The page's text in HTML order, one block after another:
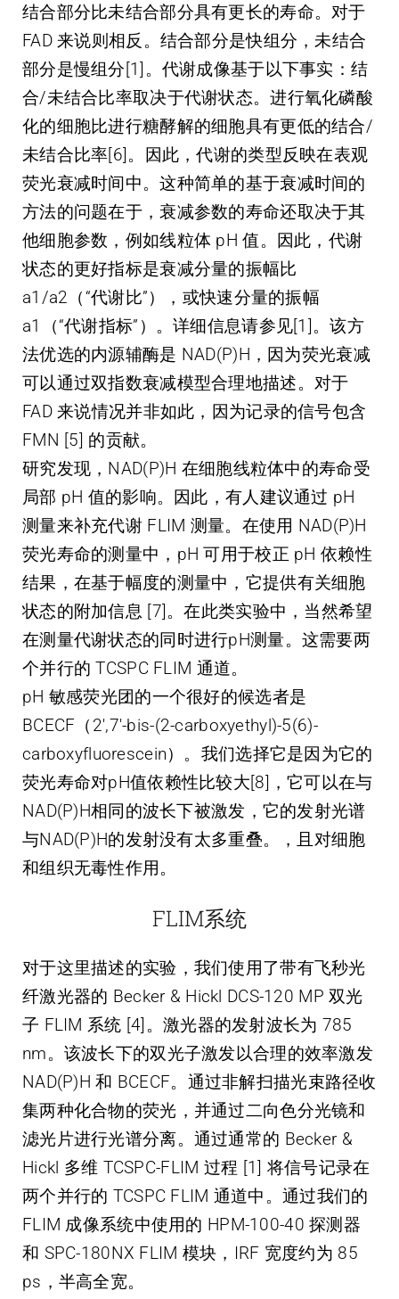
结合部分比未结合部分具有更长的寿命。对于
FAD 来说则相反。结合部分是快组分，未结合
部分是慢组分[1]。代谢成像基于以下事实：结
合/未结合比率取决于代谢状态。进行氧化磷酸
化的细胞比进行糖酵解的细胞具有更低的结合/
未结合比率[6]。因此，代谢的类型反映在表观
荧光衰减时间中。这种简单的基于衰减时间的
方法的问题在于，衰减参数的寿命还取决于其
他细胞参数，例如线粒体 pH 值。因此，代谢
状态的更好指标是衰减分量的振幅比
a1/a2（“代谢比”），或快速分量的振幅
a1（“代谢指标”）。详细信息请参见[1]。该方
法优选的内源辅酶是 NAD(P)H，因为荧光衰减
可以通过双指数衰减模型合理地描述。对于
FAD 来说情况并非如此，因为记录的信号包含
FMN [5] 的贡献。
研究发现，NAD(P)H 在细胞线粒体中的寿命受
局部 pH 值的影响。因此，有人建议通过 pH
测量来补充代谢 FLIM 测量。在使用 NAD(P)H
荧光寿命的测量中，pH 可用于校正 pH 依赖性
结果，在基于幅度的测量中，它提供有关细胞
状态的附加信息 [7]。在此类实验中，当然希望
在测量代谢状态的同时进行pH测量。这需要两
个并行的 TCSPC FLIM 通道。
pH 敏感荧光团的一个很好的候选者是
BCECF（2′,7′-bis-(2-carboxyethyl)-5(6)-
carboxyfluorescein）。我们选择它是因为它的
荧光寿命对pH值依赖性比较大[8]，它可以在与
NAD(P)H相同的波长下被激发，它的发射光谱
与NAD(P)H的发射没有太多重叠。，且对细胞
和组织无毒性作用。
FLIM系统
对于这里描述的实验，我们使用了带有飞秒光
纤激光器的 Becker & Hickl DCS-120 MP 双光
子 FLIM 系统 [4]。激光器的发射波长为 785
nm。该波长下的双光子激发以合理的效率激发
NAD(P)H 和 BCECF。通过非解扫描光束路径收
集两种化合物的荧光，并通过二向色分光镜和
滤光片进行光谱分离。通过通常的 Becker &
Hickl 多维 TCSPC-FLIM 过程 [1] 将信号记录在
两个并行的 TCSPC FLIM 通道中。通过我们的
FLIM 成像系统中使用的 HPM-100-40 探测器
和 SPC-180NX FLIM 模块，IRF 宽度约为 85
ps，半高全宽。